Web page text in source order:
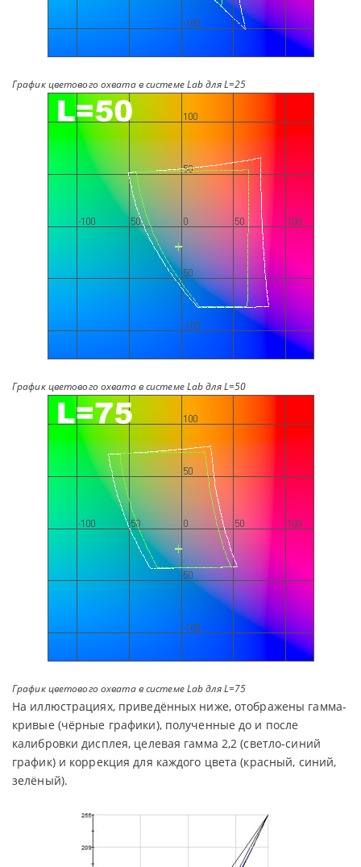
График цветового охвата в системе Lab для L=25
График цветового охвата в системе Lab для L=50
График цветового охвата в системе Lab для L=75
На иллюстрациях, приведённых ниже, отображены гамма-
кривые (чёрные графики), полученные до и после
калибровки дисплея, целевая гамма 2,2 (светло-синий
график) и коррекция для каждого цвета (красный, синий,
зелёный).